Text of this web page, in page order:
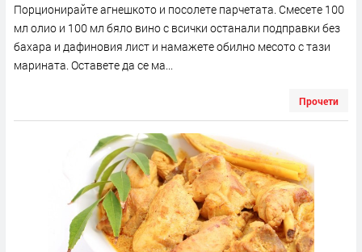
Порционирайте агнешкото и посолете парчетата. Смесете 100
мл олио и 100 мл бяло вино с всички останали подправки без
бахара и дафиновия лист и намажете обилно месото с тази
марината. Оставете да се ма...
Прочети